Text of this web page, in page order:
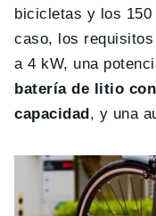
bicicletas y los
caso, los
a 4 kW, una
batería de litio
capacidad, y una